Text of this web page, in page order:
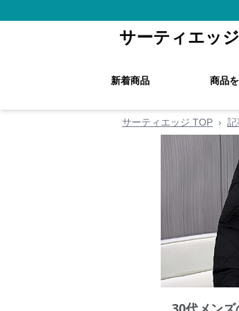
サーティエッジ
新着商品 商品
サーティエッジ TOP › 記